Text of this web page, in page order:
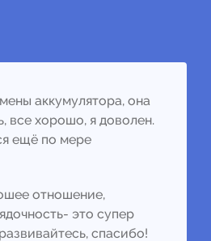
аккумулятора, она
все хорошо, я доволен.
ещё по мере
отношение,
это супер
спасибо!